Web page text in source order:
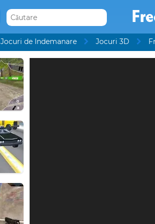
Jocuri de Indemanare Jocuri 3D